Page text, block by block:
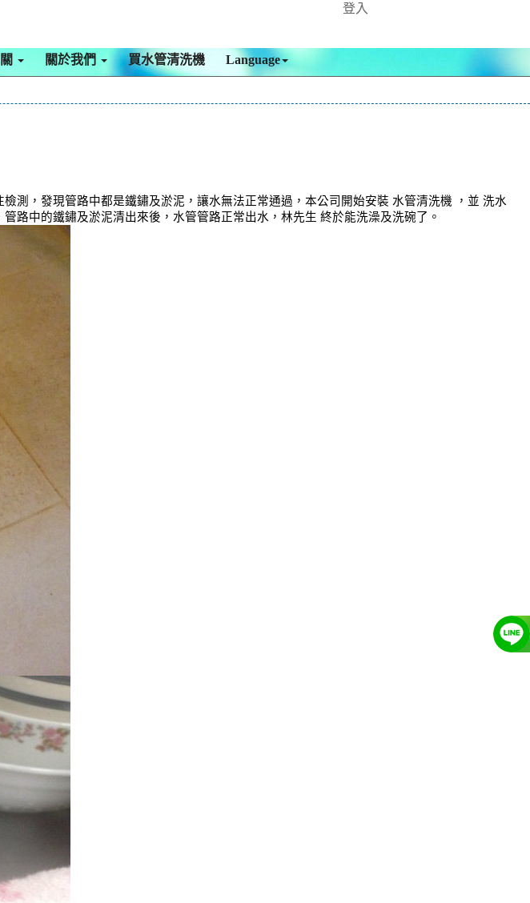
登入
關於我們 買水管清洗機 Language
測，發現管路中都是鐵鏽及淤泥，讓水無法正常通過，本公司開始安裝 水管清洗機 ，並 洗水
路中的鐵鏽及淤泥清出來後，水管管路正常出水，林先生 終於能洗澡及洗碗了。